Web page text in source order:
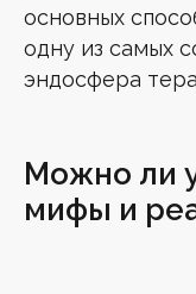
основных
одну из самых
эндосфера
Можно ли
мифы и